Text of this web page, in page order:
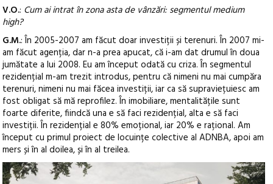
V.O.: Cum ai intrat în zona asta de vânzări: segmentul medium
high?
G.M.: În 2005-2007 am făcut doar investiții și terenuri. În 2007 mi-
am făcut agenția, dar n-a prea apucat, că i-am dat drumul în doua
jumătate a lui 2008. Eu am început odată cu criza. În segmentul
rezidențial m-am trezit introdus, pentru că nimeni nu mai cumpăra
terenuri, nimeni nu mai făcea investiții, iar ca să supraviețuiesc am
fost obligat să mă reprofilez. În imobiliare, mentalitățile sunt
foarte diferite, fiindcă una e să faci rezidențial, alta e să faci
investiții. În rezidențial e 80% emoțional, iar 20% e rațional. Am
început cu primul proiect de locuințe colective al ADNBA, apoi am
mers și în al doilea, și în al treilea.